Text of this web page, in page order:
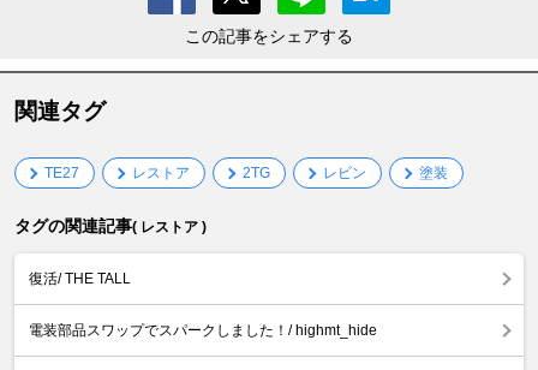
この記事をシェアする
関連タグ
TE27 レストア 2TG レビン 塗装
タグの関連記事( レストア )
復活/ THE TALL
電装部品スワップでスパークしました！/ highmt_hide